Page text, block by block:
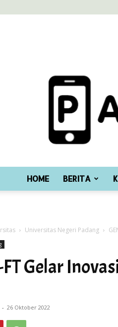
HOME BERITA
Universitas Negeri Padang
Gelar
- 26 Oktober 2022